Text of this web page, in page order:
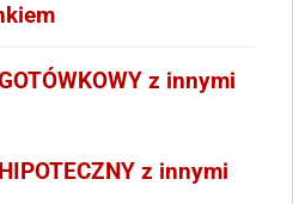
z innymi
z innymi